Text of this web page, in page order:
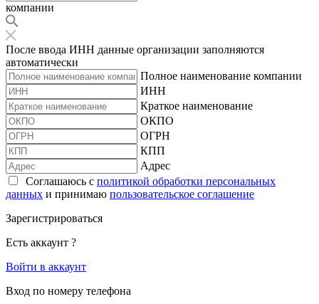
компании
После ввода ИНН данные организации заполняются
автоматически
Полное наименование компании
ИНН
Краткое наименование
ОКПО
ОГРН
КПП
Адрес
Соглашаюсь с политикой обработки персональных
данных и принимаю пользовательское соглашение
Зарегистрироваться
Есть аккаунт ?
Войти в аккаунт
Вход по номеру телефона